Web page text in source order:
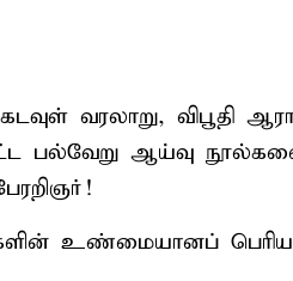
வரலாறு, விபூதி
பல்வேறு ஆய்வு
உண்மையானப்